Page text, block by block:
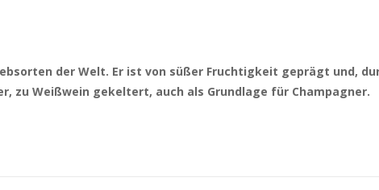
der Welt. Er ist von süßer Fruchtigkeit geprägt und,
zu Weißwein gekeltert, auch als Grundlage für Champagner.